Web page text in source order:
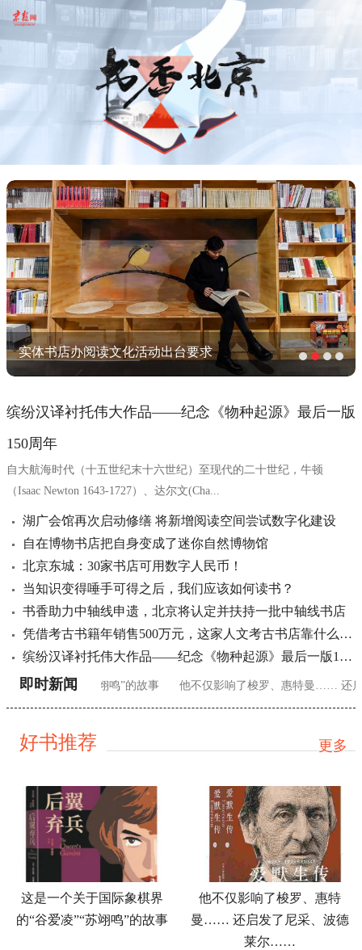
实体书店办阅读文化活动出台要求
缤纷汉译衬托伟大作品——纪念《物种起源》最后一版
150周年
自大航海时代（十五世纪末十六世纪）至现代的二十世纪，牛顿
（Isaac Newton 1643-1727）、达尔文(Cha...
湖广会馆再次启动修缮 将新增阅读空间尝试数字化建设
自在博物书店把自身变成了迷你自然博物馆
北京东城：30家书店可用数字人民币！
当知识变得唾手可得之后，我们应该如何读书？
书香助力中轴线申遗，北京将认定并扶持一批中轴线书店
凭借考古书籍年销售500万元，这家人文考古书店靠什么走红？
缤纷汉译衬托伟大作品——纪念《物种起源》最后一版150周年
即时新闻
的“谷爱凌”“苏翊鸣”的故事 他不仅影响了梭罗、惠特曼…… 还启
好书推荐 更多
这是一个关于国际象棋界
的“谷爱凌”“苏翊鸣”的故事
他不仅影响了梭罗、惠特
曼…… 还启发了尼采、波德
莱尔……